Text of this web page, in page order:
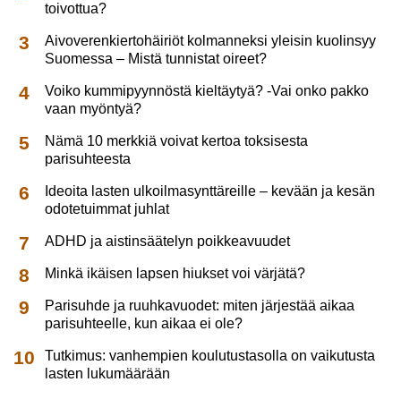
toivottua?
Aivoverenkiertohäiriöt kolmanneksi yleisin kuolinsyy
Suomessa – Mistä tunnistat oireet?
Voiko kummipyynnöstä kieltäytyä? -Vai onko pakko
vaan myöntyä?
Nämä 10 merkkiä voivat kertoa toksisesta
parisuhteesta
Ideoita lasten ulkoilmasynttäreille – kevään ja kesän
odotetuimmat juhlat
ADHD ja aistinsäätelyn poikkeavuudet
Minkä ikäisen lapsen hiukset voi värjätä?
Parisuhde ja ruuhkavuodet: miten järjestää aikaa
parisuhteelle, kun aikaa ei ole?
Tutkimus: vanhempien koulutustasolla on vaikutusta
lasten lukumäärään